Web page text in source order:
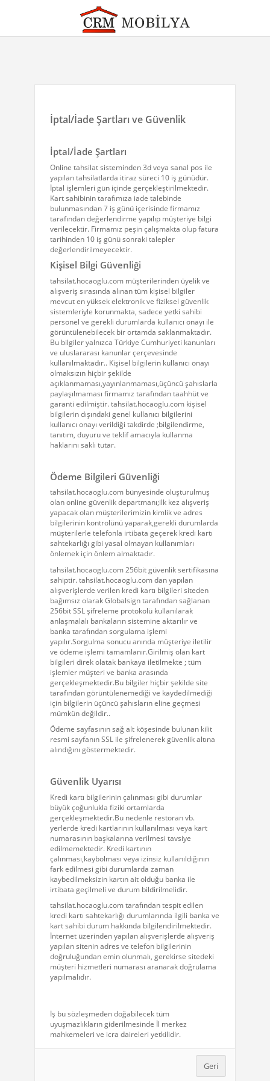
İptal/İade Şartları ve Güvenlik
İptal/İade Şartları
Online tahsilat sisteminden 3d veya sanal pos ile
yapılan tahsilatlarda itiraz süreci 10 iş günüdür.
İptal işlemleri gün içinde gerçekleştirilmektedir.
Kart sahibinin tarafımıza iade talebinde
bulunmasından 7 iş günü içerisinde firmamız
tarafından değerlendirme yapılıp müşteriye bilgi
verilecektir. Firmamız peşin çalışmakta olup fatura
tarihinden 10 iş günü sonraki talepler
değerlendirilmeyecektir.
Kişisel Bilgi Güvenliği
tahsilat.hocaoglu.com müşterilerinden üyelik ve
alışveriş sırasında alınan tüm kişisel bilgiler
mevcut en yüksek elektronik ve fiziksel güvenlik
sistemleriyle korunmakta, sadece yetki sahibi
personel ve gerekli durumlarda kullanıcı onayı ile
görüntülenebilecek bir ortamda saklanmaktadır.
Bu bilgiler yalnızca Türkiye Cumhuriyeti kanunları
ve uluslararası kanunlar çerçevesinde
kullanılmaktadır.. Kişisel bilgilerin kullanıcı onayı
olmaksızın hiçbir şekilde
açıklanmaması,yayınlanmaması,üçüncü şahıslarla
paylaşılmaması firmamız tarafından taahhüt ve
garanti edilmiştir. tahsilat.hocaoglu.com kişisel
bilgilerin dışındaki genel kullanıcı bilgilerini
kullanıcı onayı verildiği takdirde ;bilgilendirme,
tanıtım, duyuru ve teklif amacıyla kullanma
haklarını saklı tutar.
Ödeme Bilgileri Güvenliği
tahsilat.hocaoglu.com bünyesinde oluşturulmuş
olan online güvenlik departmanı;ilk kez alışveriş
yapacak olan müşterilerimizin kimlik ve adres
bilgilerinin kontrolünü yaparak,gerekli durumlarda
müşterilerle telefonla irtibata geçerek kredi kartı
sahtekarlığı gibi yasal olmayan kullanımları
önlemek için önlem almaktadır.
tahsilat.hocaoglu.com 256bit güvenlik sertifikasına
sahiptir. tahsilat.hocaoglu.com dan yapılan
alışverişlerde verilen kredi kartı bilgileri siteden
bağımsız olarak Globalsign tarafından sağlanan
256bit SSL şifreleme protokolü kullanılarak
anlaşmalalı bankaların sistemine aktarılır ve
banka tarafından sorgulama işlemi
yapılır.Sorgulma sonucu anında müşteriye iletilir
ve ödeme işlemi tamamlanır.Girilmiş olan kart
bilgileri direk olatak bankaya iletilmekte ; tüm
işlemler müşteri ve banka arasında
gerçekleşmektedir.Bu bilgiler hiçbir şekilde site
tarafından görüntülenemediği ve kaydedilmediği
için bilgilerin üçüncü şahısların eline geçmesi
mümkün değildir..
Ödeme sayfasının sağ alt köşesinde bulunan kilit
resmi sayfanın SSL ile şifrelenerek güvenlik altına
alındığını göstermektedir.
Güvenlik Uyarısı
Kredi kartı bilgilerinin çalınması gibi durumlar
büyük çoğunlukla fiziki ortamlarda
gerçekleşmektedir.Bu nedenle restoran vb.
yerlerde kredi kartlarının kullanılması veya kart
numarasının başkalarına verilmesi tavsiye
edilmemektedir. Kredi kartının
çalınması,kaybolması veya izinsiz kullanıldığının
fark edilmesi gibi durumlarda zaman
kaybedilmeksizin kartın ait olduğu banka ile
irtibata geçilmeli ve durum bildirilmelidir.
tahsilat.hocaoglu.com tarafından tespit edilen
kredi kartı sahtekarlığı durumlarında ilgili banka ve
kart sahibi durum hakkında bilgilendirilmektedir.
İnternet üzerinden yapılan alışverişlerde alışveriş
yapılan sitenin adres ve telefon bilgilerinin
doğruluğundan emin olunmalı, gerekirse sitedeki
müşteri hizmetleri numarası aranarak doğrulama
yapılmalıdır.
İş bu sözleşmeden doğabilecek tüm
uyuşmazlıkların giderilmesinde İl merkez
mahkemeleri ve icra daireleri yetkilidir.
Geri